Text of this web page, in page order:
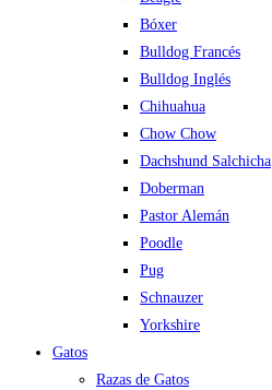
Bóxer
Bulldog Francés
Bulldog Inglés
Chihuahua
Chow Chow
Dachshund Salchicha
Doberman
Pastor Alemán
Poodle
Pug
Schnauzer
Yorkshire
Gatos
Razas de Gatos